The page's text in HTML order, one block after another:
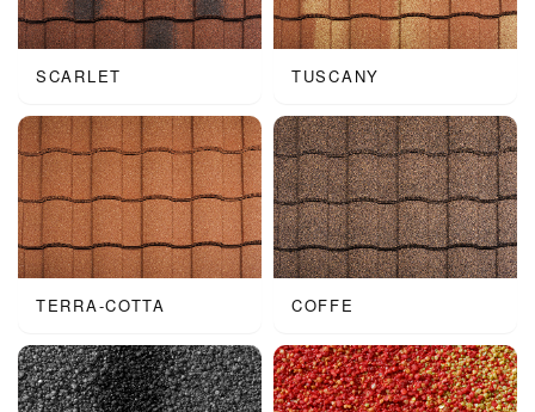
SCARLET TUSCANY
TERRA-COTTA COFFE